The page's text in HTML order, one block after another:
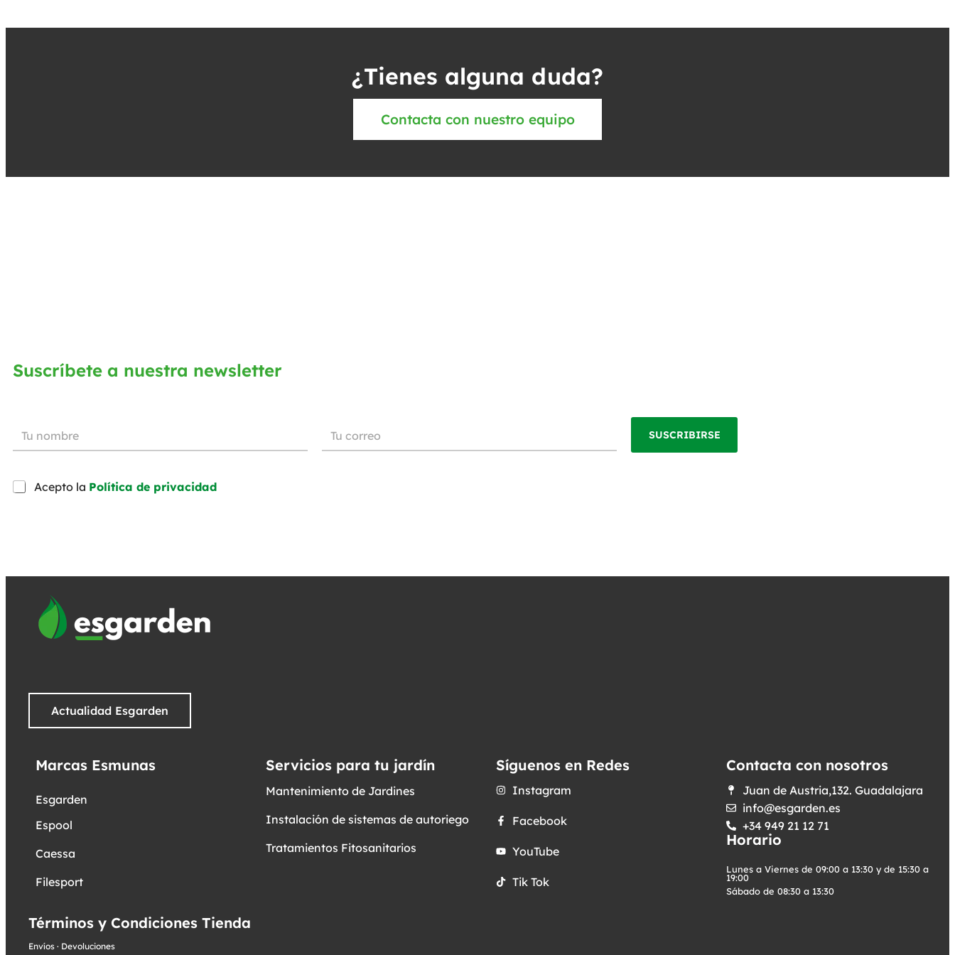
¿Tienes alguna duda?
Contacta con nuestro equipo
Suscríbete a nuestra newsletter
Acepto la Política de privacidad
SUSCRIBIRSE
Actualidad Esgarden
Marcas Esmunas
Esgarden
Espool
Caessa
Filesport
Servicios para tu jardín
Mantenimiento de Jardines
Instalación de sistemas de autoriego
Tratamientos Fitosanitarios
Síguenos en Redes
Instagram
Facebook
YouTube
Tik Tok
Contacta con nosotros
Juan de Austria,132. Guadalajara
info@esgarden.es
+34 949 21 12 71
Horario
Lunes a Viernes de 09:00 a 13:30 y de 15:30 a
19:00
Sábado de 08:30 a 13:30
Términos y Condiciones Tienda
Envíos · Devoluciones